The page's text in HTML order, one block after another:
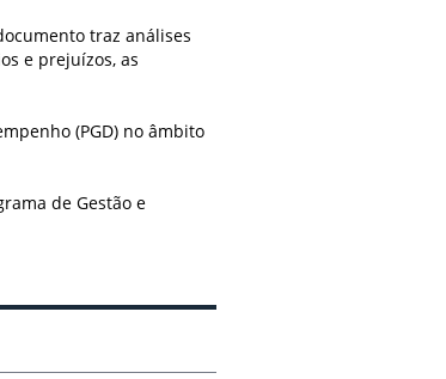
traz análises
e prejuízos, as
(PGD) no âmbito
de Gestão e